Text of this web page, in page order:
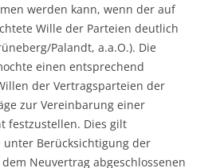
werden kann, wenn der auf
Wille der Parteien deutlich
Palandt, a.a.O.). Die
einen entsprechend
der Vertragsparteien der
zur Vereinbarung einer
festzustellen. Dies gilt
unter Berücksichtigung der
Neuvertrag abgeschlossenen